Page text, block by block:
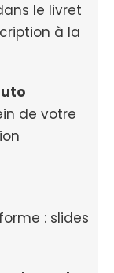
le livret
à la
de votre
: slides